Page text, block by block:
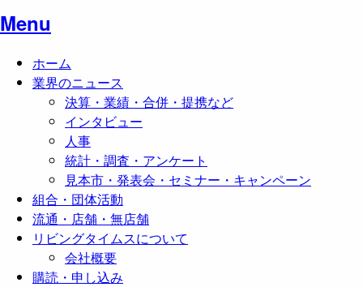
Menu
ホーム
業界のニュース
決算・業績・合併・提携など
インタビュー
人事
統計・調査・アンケート
見本市・発表会・セミナー・キャンペーン
組合・団体活動
流通・店舗・無店舗
リビングタイムスについて
会社概要
購読・申し込み